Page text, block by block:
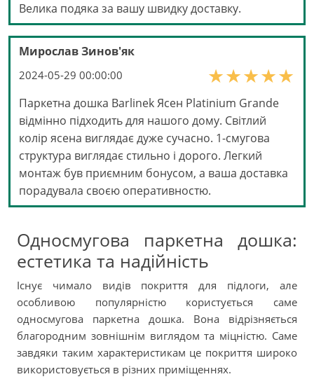
Велика подяка за вашу швидку доставку.
Мирослав Зинов'як
2024-05-29 00:00:00
Паркетна дошка Barlinek Ясен Platinium Grande
відмінно підходить для нашого дому. Світлий
колір ясена виглядає дуже сучасно. 1-смугова
структура виглядає стильно і дорого. Легкий
монтаж був приємним бонусом, а ваша доставка
порадувала своєю оперативностю.
Односмугова паркетна дошка:
естетика та надійність
Існує чимало видів покриття для підлоги, але
особливою популярністю користується саме
односмугова паркетна дошка. Вона відрізняється
благородним зовнішнім виглядом та міцністю. Саме
завдяки таким характеристикам це покриття широко
використовується в різних приміщеннях.